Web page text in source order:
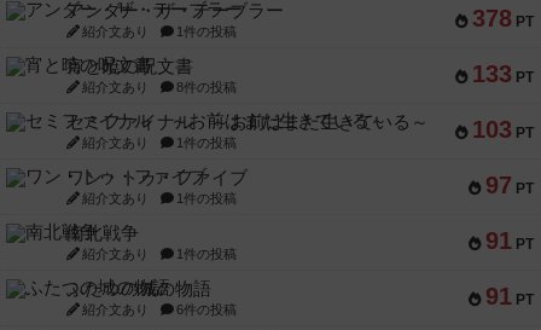
378 PT
アンダー・ザ・テーブラー
紹介文あり 1件の投稿
133 PT
宵と暁の呪文書
紹介文あり 8件の投稿
103 PT
セミファイナル ～お前はまだ生きている～
紹介文あり 1件の投稿
97 PT
ワン・トゥ・ファイブ
紹介文あり 1件の投稿
91 PT
南北戦争
紹介文あり 1件の投稿
91 PT
ふたつの城の物語
紹介文あり 6件の投稿